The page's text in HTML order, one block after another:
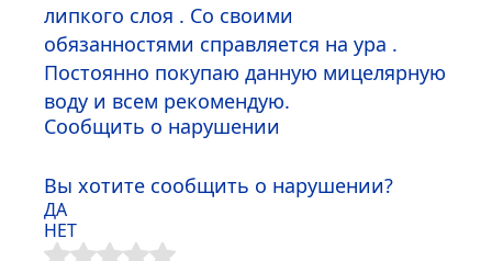
липкого слоя . Со своими
обязанностями справляется на ура .
Постоянно покупаю данную мицелярную
воду и всем рекомендую.
Сообщить о нарушении
Вы хотите сообщить о нарушении?
ДА
НЕТ